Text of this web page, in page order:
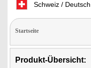
Schweiz / Deutsch
Startseite
Produkt-Übersicht: